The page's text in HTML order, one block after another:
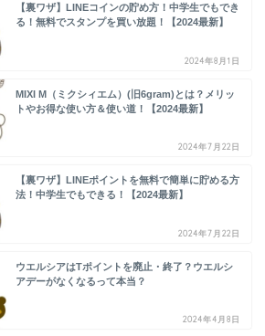
【裏ワザ】LINEコインの貯め方！中学生でもでき
る！無料でスタンプを買い放題！【2024最新】
2024年8月1日
MIXI M（ミクシィエム）(旧6gram)とは？メリッ
トやお得な使い方＆使い道！【2024最新】
2024年7月22日
【裏ワザ】LINEポイントを無料で簡単に貯める方
法！中学生でもできる！【2024最新】
2024年7月22日
ウエルシアはTポイントを廃止・終了？ウエルシ
アデーがなくなるって本当？
2024年4月8日